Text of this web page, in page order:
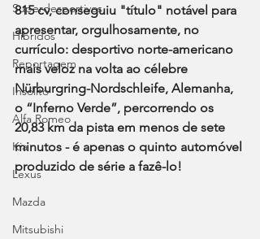
Superdesportivos
Híbridos
Reportagem
Insólito
Alfa Romeo
Kia
Lexus
Mazda
Mitsubishi
815 cv, conseguiu "título" notável para
apresentar, orgulhosamente, no
currículo: desportivo norte-americano
mais veloz na volta ao célebre
Nürburgring-Nordschleife, Alemanha,
o “Inferno Verde”, percorrendo os
20,83 km da pista em menos de sete
minutos - é apenas o quinto automóvel
produzido de série a fazê-lo!